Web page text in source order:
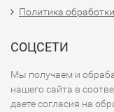
Политика
СОЦСЕТИ
Мы получаем и
нашего сайта в
даете согласия на